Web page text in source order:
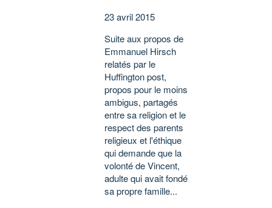
23 avril 2015
Suite aux propos de
Emmanuel Hirsch
relatés par le
Huffington post,
propos pour le moins
ambigus, partagés
entre sa religion et le
respect des parents
religieux et l'éthique
qui demande que la
volonté de Vincent,
adulte qui avait fondé
sa propre famille...